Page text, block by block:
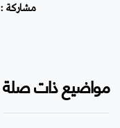
مشاركة :
مواضيع ذات صلة